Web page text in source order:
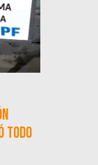
todo